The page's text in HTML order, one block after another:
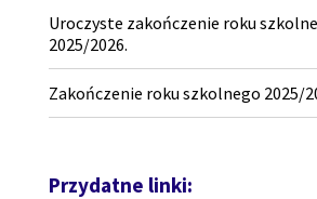
Uroczyste zakończenie roku
2025/2026.
Zakończenie roku szkolnego 2025/
Przydatne linki: